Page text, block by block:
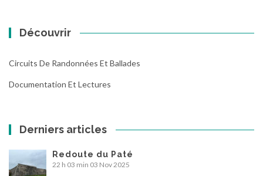
Découvrir
Circuits De Randonnées Et Ballades
Documentation Et Lectures
Derniers articles
Redoute du Paté
22 h 03 min 03 Nov 2025